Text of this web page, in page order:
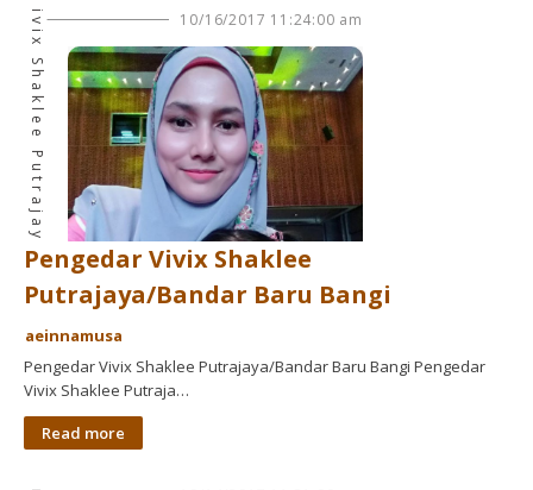
10/16/2017 11:24:00 am
Agen Vivix Shaklee Putrajaya
Pengedar Vivix Shaklee
Putrajaya/Bandar Baru Bangi
aeinnamusa
Pengedar Vivix Shaklee Putrajaya/Bandar Baru Bangi Pengedar
Vivix Shaklee Putraja…
Read more